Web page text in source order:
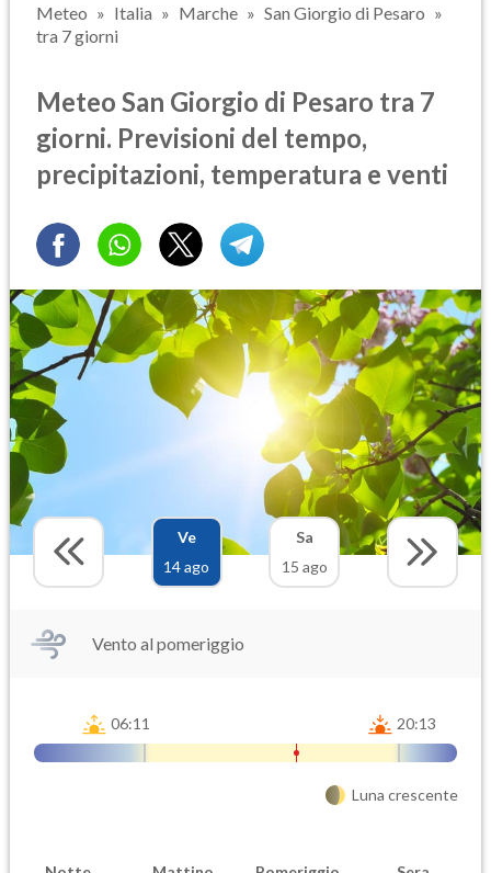
Meteo Italia Marche
San Giorgio di Pesaro
tra 7 giorni
Meteo San Giorgio di Pesaro tra 7
giorni. Previsioni del tempo,
precipitazioni, temperatura e venti
Ve
14 ago
Sa
15 ago
Vento al pomeriggio
06:11 20:13
Luna crescente